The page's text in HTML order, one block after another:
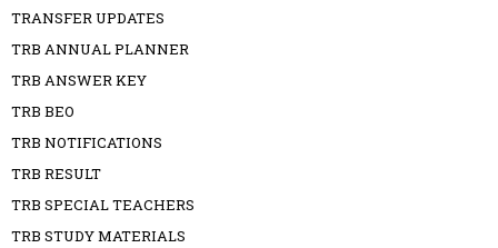
TRANSFER UPDATES
TRB ANNUAL PLANNER
TRB ANSWER KEY
TRB BEO
TRB NOTIFICATIONS
TRB RESULT
TRB SPECIAL TEACHERS
TRB STUDY MATERIALS